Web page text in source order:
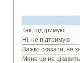
Так, підтримую
Ні, не підтримую
Важко сказати, не
Мене це не цікавить